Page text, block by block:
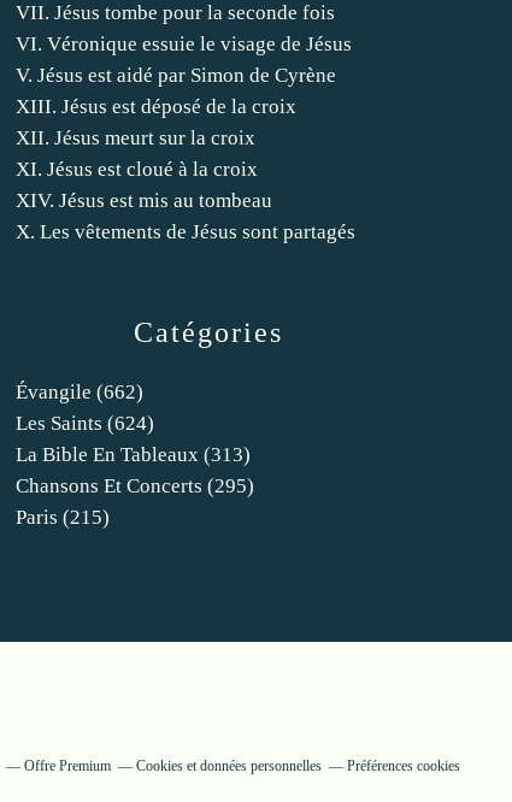
Catégories
Évangile (662)
Les Saints (624)
La Bible En Tableaux (313)
Chansons Et Concerts (295)
Paris (215)
VII. Jésus tombe pour la seconde fois
VI. Véronique essuie le visage de Jésus
V. Jésus est aidé par Simon de Cyrène
XIII. Jésus est déposé de la croix
XII. Jésus meurt sur la croix
XI. Jésus est cloué à la croix
XIV. Jésus est mis au tombeau
X. Les vêtements de Jésus sont partagés
Offre Premium Cookies et données personnelles Préférences cookies